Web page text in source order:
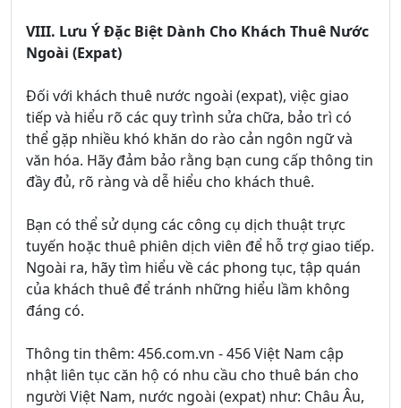
VIII. Lưu Ý Đặc Biệt Dành Cho Khách Thuê Nước
Ngoài (Expat)
Đối với khách thuê nước ngoài (expat), việc giao
tiếp và hiểu rõ các quy trình sửa chữa, bảo trì có
thể gặp nhiều khó khăn do rào cản ngôn ngữ và
văn hóa. Hãy đảm bảo rằng bạn cung cấp thông tin
đầy đủ, rõ ràng và dễ hiểu cho khách thuê.
Bạn có thể sử dụng các công cụ dịch thuật trực
tuyến hoặc thuê phiên dịch viên để hỗ trợ giao tiếp.
Ngoài ra, hãy tìm hiểu về các phong tục, tập quán
của khách thuê để tránh những hiểu lầm không
đáng có.
Thông tin thêm: 456.com.vn - 456 Việt Nam cập
nhật liên tục căn hộ có nhu cầu cho thuê bán cho
người Việt Nam, nước ngoài (expat) như: Châu Âu,